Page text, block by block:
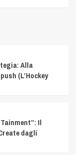
Alla
(L’Hockey
Il
dagli